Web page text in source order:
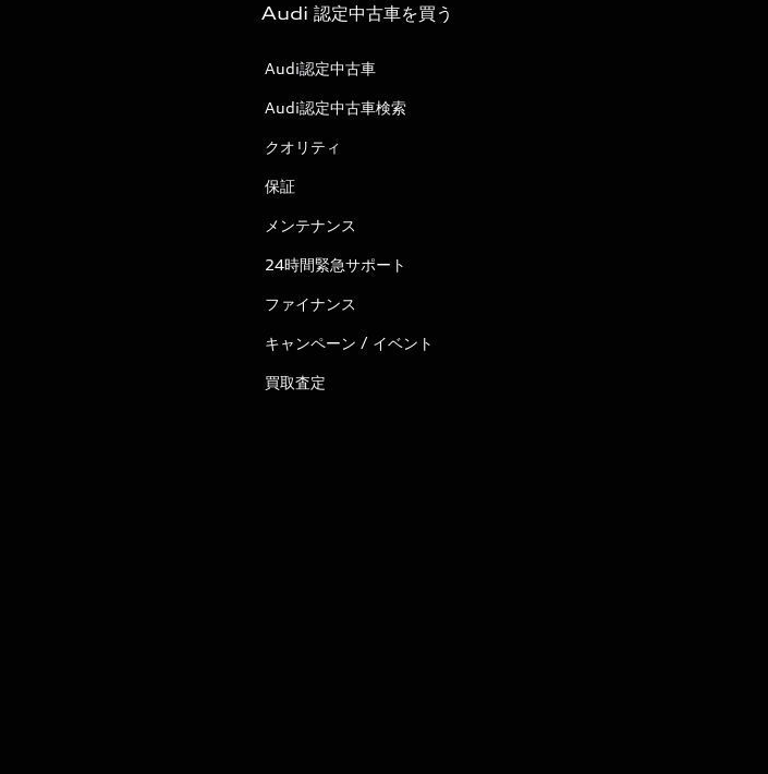
Audi 認定中古車を買う
Audi認定中古車
Audi認定中古車検索
クオリティ
保証
メンテナンス
24時間緊急サポート
ファイナンス
キャンペーン / イベント
買取査定